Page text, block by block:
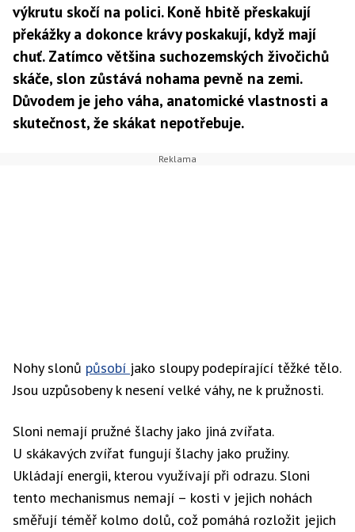
výkrutu skočí na polici. Koně hbitě přeskakují
překážky a dokonce krávy poskakují, když mají
chuť. Zatímco většina suchozemských živočichů
skáče, slon zůstává nohama pevně na zemi.
Důvodem je jeho váha, anatomické vlastnosti a
skutečnost, že skákat nepotřebuje.
Nohy slonů působí jako sloupy podepírající těžké tělo.
Jsou uzpůsobeny k nesení velké váhy, ne k pružnosti.
Sloni nemají pružné šlachy jako jiná zvířata.
U skákavých zvířat fungují šlachy jako pružiny.
Ukládají energii, kterou využívají při odrazu. Sloni
tento mechanismus nemají – kosti v jejich nohách
směřují téměř kolmo dolů, což pomáhá rozložit jejich